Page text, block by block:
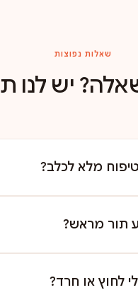
שאלות נפוצות
יש לנו
מלא לכלב?
תור מראש?
לחוץ או חרד?